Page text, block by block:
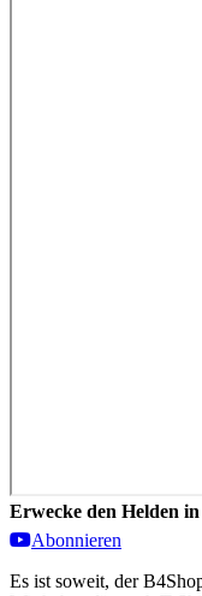
Erwecke den Helden
Abonnieren
Es ist soweit, der